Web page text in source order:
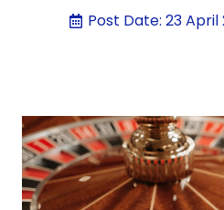
Post Date:23 April